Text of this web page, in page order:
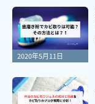
2020年5月11日